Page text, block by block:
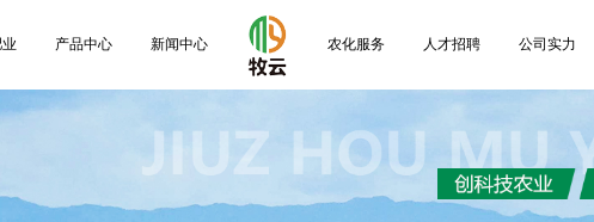
产品中心 新闻中心 农化服务 人才招聘 公司实力